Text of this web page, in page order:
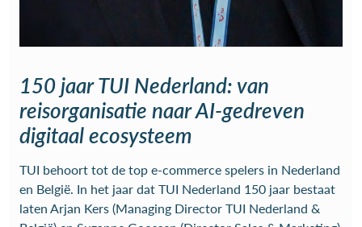
150 jaar TUI Nederland: van
reisorganisatie naar AI-gedreven
digitaal ecosysteem
TUI behoort tot de top e-commerce spelers in Nederland
en België. In het jaar dat TUI Nederland 150 jaar bestaat
laten Arjan Kers (Managing Director TUI Nederland &